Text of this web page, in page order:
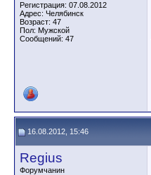
Регистрация: 07.08.2012
Адрес: Челябинск
Возраст: 47
Пол: Мужской
Сообщений: 47
16.08.2012, 15:46
Regius
Форумчанин